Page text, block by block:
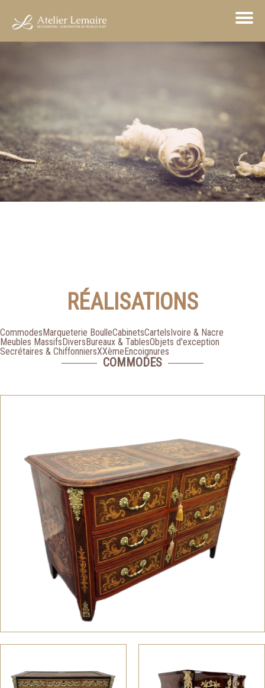
RÉALISATIONS
CommodesMarqueterie BoulleCabinetsCartelsIvoire & Nacre
Meubles MassifsDiversBureaux & TablesObjets d'exception
Secrétaires & ChiffonniersXXèmeEncoignures
COMMODES